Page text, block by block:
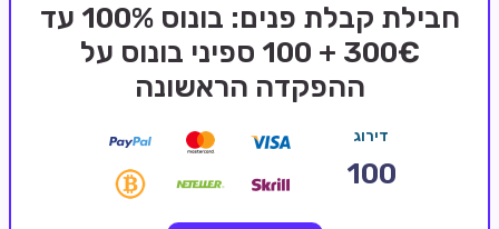
בלאקג'ק אונליין
בונוסים בקזינו אונליין
חבילת קבלת פנים: בונוס 100% עד
300€ + 100 ספיני בונוס על
ההפקדה הראשונה
דירוג
100